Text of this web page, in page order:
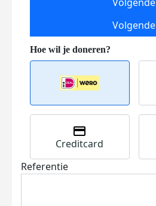
Volgende
Creditcard
Referentie